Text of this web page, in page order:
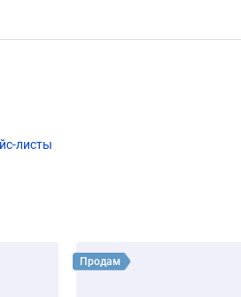
листы
Смотреть объявление
Продам